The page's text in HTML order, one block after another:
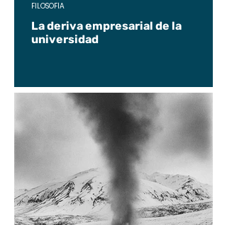
La deriva empresarial de la
universidad
FILOSOFÍA